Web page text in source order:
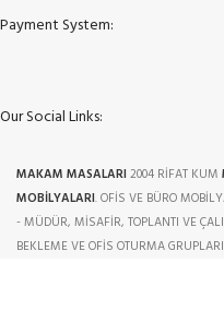
Payment System:
Our Social Links:
MAKAM MASALARI 2004 RİFAT KUM
MOBİLYALARI. OFİS VE BÜRO
- MÜDÜR, MİSAFİR, TOPLANTI VE
BEKLEME VE OFİS OTURMA